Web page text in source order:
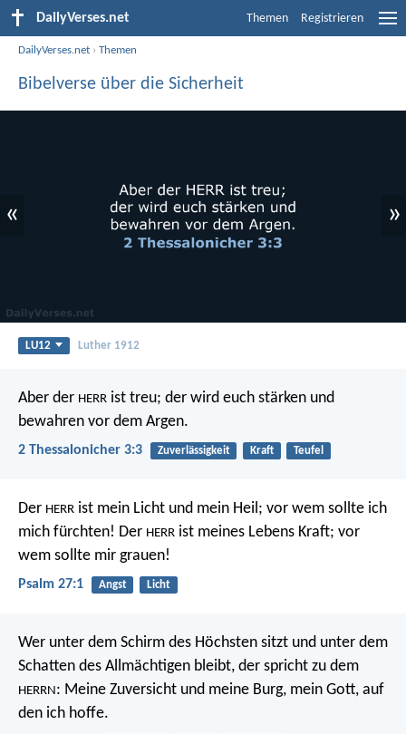
DailyVerses.net Themen Registrieren
DailyVerses.net ›Themen
Bibelverse über die Sicherheit
« »
LU12 Luther 1912
Aber der HERR ist treu; der wird euch stärken und
bewahren vor dem Argen.
2 Thessalonicher 3:3 Zuverlässigkeit Kraft Teufel
Der HERR ist mein Licht und mein Heil; vor wem sollte ich
mich fürchten! Der HERR ist meines Lebens Kraft; vor
wem sollte mir grauen!
Psalm 27:1 Angst Licht
Wer unter dem Schirm des Höchsten sitzt und unter dem
Schatten des Allmächtigen bleibt, der spricht zu dem
HERRN: Meine Zuversicht und meine Burg, mein Gott, auf
den ich hoffe.